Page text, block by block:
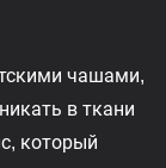
чашами,
в ткани
который